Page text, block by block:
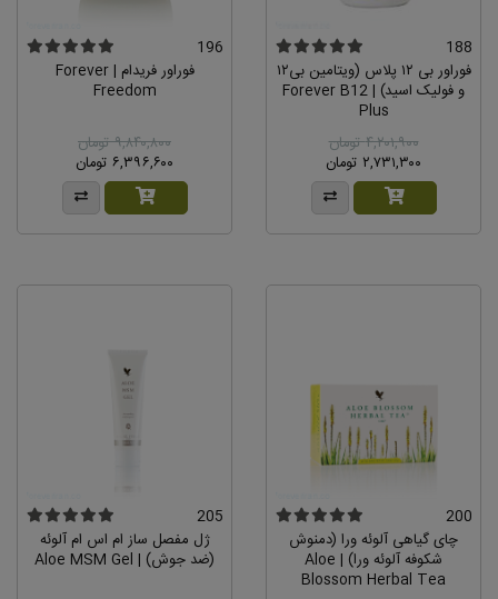
188
فوراور بی ١٢ پلاس (ویتامین بی۱۲
و فولیک اسید) | Forever B12
Plus
۴,۲۰۱,۹۰۰ تومان
۲,۷۳۱,۳۰۰ تومان
196
فوراور فریدام | Forever
Freedom
۹,۸۴۰,۸۰۰ تومان
۶,۳۹۶,۶۰۰ تومان
200
چای گیاهی آلوئه ورا (دمنوش
شکوفه آلوئه ورا) | Aloe
Blossom Herbal Tea
205
ژل مفصل ساز ام اس ام آلوئه
(ضد جوش) | Aloe MSM Gel